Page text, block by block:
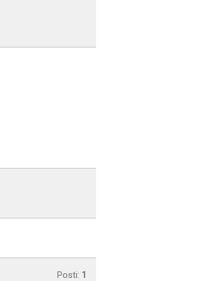
Posti: 1